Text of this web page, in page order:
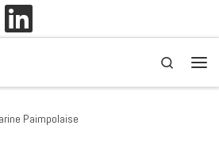
Search
Paimpolaise